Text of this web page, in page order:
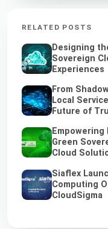
RELATED POSTS
Designing
Sovereign
Experiences
From
Local
Future of
Green
Cloud
Siaflex
Computing
CloudSigma